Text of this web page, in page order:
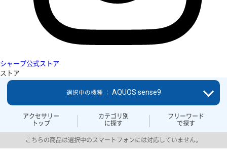
シャープ公式ストア
ストア
アクセサリー
トップ
カテゴリ別
に探す
フリーワード
で探す
選択中の機種 ： AQUOS sense9
こちらの商品は選択中のスマートフォンには対応していません。